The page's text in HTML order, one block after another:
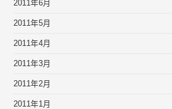
2011年6月
2011年5月
2011年4月
2011年3月
2011年2月
2011年1月